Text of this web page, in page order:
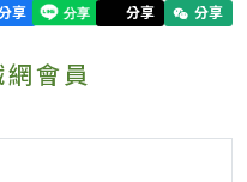
享 分享 分享
會員